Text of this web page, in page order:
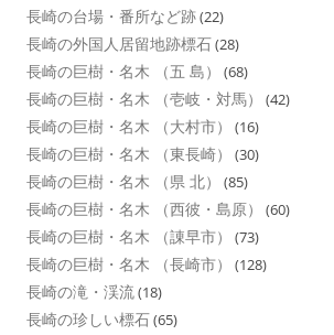
長崎の台場・番所など跡(22)
長崎の外国人居留地跡標石(28)
長崎の巨樹・名木 （五 島） (68)
長崎の巨樹・名木 （壱岐・対馬） (42)
長崎の巨樹・名木 （大村市） (16)
長崎の巨樹・名木 （東長崎） (30)
長崎の巨樹・名木 （県 北） (85)
長崎の巨樹・名木 （西彼・島原） (60)
長崎の巨樹・名木 （諌早市） (73)
長崎の巨樹・名木 （長崎市） (128)
長崎の滝・渓流(18)
長崎の珍しい標石(65)